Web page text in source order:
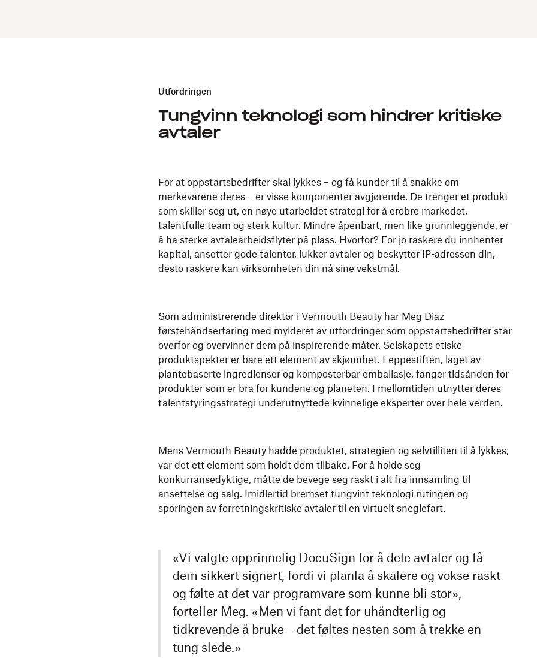
Utfordringen
Tungvinn teknologi som hindrer kritiske
avtaler
For at oppstartsbedrifter skal lykkes – og få kunder til å snakke om
merkevarene deres – er visse komponenter avgjørende. De trenger et produkt
som skiller seg ut, en nøye utarbeidet strategi for å erobre markedet,
talentfulle team og sterk kultur. Mindre åpenbart, men like grunnleggende, er
å ha sterke avtalearbeidsflyter på plass. Hvorfor? For jo raskere du innhenter
kapital, ansetter gode talenter, lukker avtaler og beskytter IP-adressen din,
desto raskere kan virksomheten din nå sine vekstmål.
Som administrerende direktør i Vermouth Beauty har Meg Diaz
førstehåndserfaring med mylderet av utfordringer som oppstartsbedrifter står
overfor og overvinner dem på inspirerende måter. Selskapets etiske
produktspekter er bare ett element av skjønnhet. Leppestiften, laget av
plantebaserte ingredienser og komposterbar emballasje, fanger tidsånden for
produkter som er bra for kundene og planeten. I mellomtiden utnytter deres
talentstyringsstrategi underutnyttede kvinnelige eksperter over hele verden.
Mens Vermouth Beauty hadde produktet, strategien og selvtilliten til å lykkes,
var det ett element som holdt dem tilbake. For å holde seg
konkurransedyktige, måtte de bevege seg raskt i alt fra innsamling til
ansettelse og salg. Imidlertid bremset tungvint teknologi rutingen og
sporingen av forretningskritiske avtaler til en virtuelt sneglefart.
«Vi valgte opprinnelig DocuSign for å dele avtaler og få
dem sikkert signert, fordi vi planla å skalere og vokse raskt
og følte at det var programvare som kunne bli stor»,
forteller Meg. «Men vi fant det for uhåndterlig og
tidkrevende å bruke – det føltes nesten som å trekke en
tung slede.»